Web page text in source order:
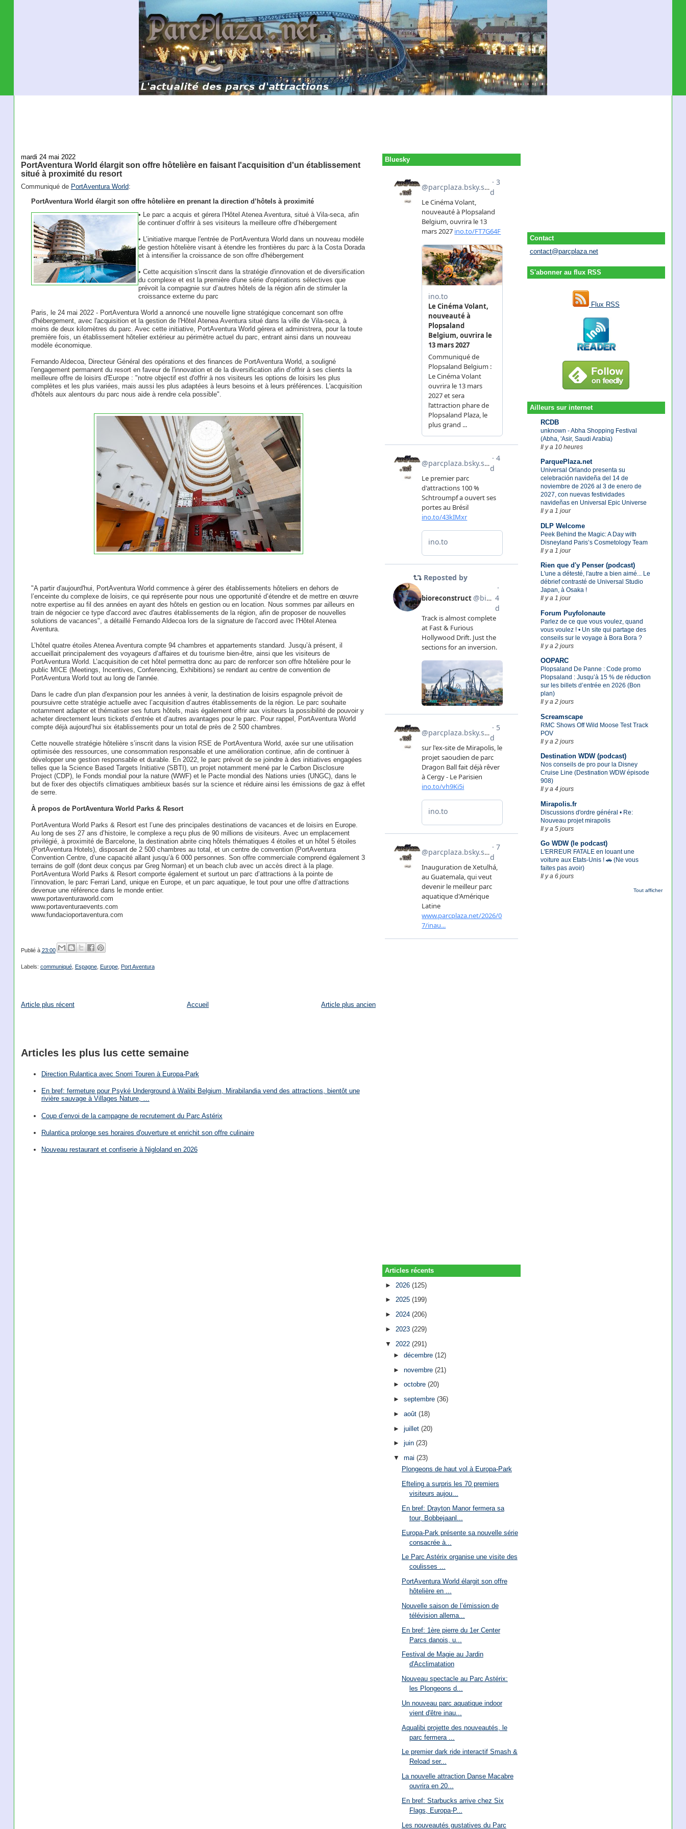
Contact
contact@parcplaza.net
S'abonner au flux RSS
Flux RSS
Ailleurs sur internet
RCDB
unknown - Abha Shopping Festival
(Abha, 'Asir, Saudi Arabia)
Il y a 10 heures
ParquePlaza.net
Universal Orlando presenta su
celebración navideña del 14 de
noviembre de 2026 al 3 de enero de
2027, con nuevas festividades
navideñas en Universal Epic Universe
Il y a 1 jour
DLP Welcome
Peek Behind the Magic: A Day with
Disneyland Paris’s Cosmetology Team
Il y a 1 jour
Rien que d'y Penser (podcast)
L'une a détesté, l'autre a bien aimé... Le
débrief contrasté de Universal Studio
Japan, à Osaka !
Il y a 1 jour
Forum Puyfolonaute
Parlez de ce que vous voulez, quand
vous voulez ! • Un site qui partage des
conseils sur le voyage à Bora Bora ?
Il y a 2 jours
OOPARC
Plopsaland De Panne : Code promo
Plopsaland : Jusqu’à 15 % de réduction
sur les billets d’entrée en 2026 (Bon
plan)
Il y a 2 jours
Screamscape
RMC Shows Off Wild Moose Test Track
POV
Il y a 2 jours
Destination WDW (podcast)
Nos conseils de pro pour la Disney
Cruise Line (Destination WDW épisode
908)
Il y a 4 jours
Mirapolis.fr
Discussions d'ordre général • Re:
Nouveau projet mirapolis
Il y a 5 jours
Go WDW (le podcast)
L'ERREUR FATALE en louant une
voiture aux Etats-Unis ! 🚗 (Ne vous
faites pas avoir)
Il y a 6 jours
Tout afficher
mardi 24 mai 2022
PortAventura World élargit son offre hôtelière en faisant l'acquisition d'un établissement
situé à proximité du resort
Communiqué de PortAventura World:
PortAventura World élargit son offre hôtelière en prenant la direction d’hôtels à proximité
• Le parc a acquis et gérera l'Hôtel Atenea Aventura, situé à Vila-seca, afin
de continuer d’offrir à ses visiteurs la meilleure offre d’hébergement
• L’initiative marque l'entrée de PortAventura World dans un nouveau modèle
de gestion hôtelière visant à étendre les frontières du parc à la Costa Dorada
et à intensifier la croissance de son offre d'hébergement
• Cette acquisition s'inscrit dans la stratégie d'innovation et de diversification
du complexe et est la première d'une série d'opérations sélectives que
prévoit la compagnie sur d’autres hôtels de la région afin de stimuler la
croissance externe du parc
Paris, le 24 mai 2022 - PortAventura World a annoncé une nouvelle ligne stratégique concernant son offre
d'hébergement, avec l'acquisition et la gestion de l'Hôtel Atenea Aventura situé dans la ville de Vila-seca, à
moins de deux kilomètres du parc. Avec cette initiative, PortAventura World gérera et administrera, pour la toute
première fois, un établissement hôtelier extérieur au périmètre actuel du parc, entrant ainsi dans un nouveau
modèle économique.
Fernando Aldecoa, Directeur Général des opérations et des finances de PortAventura World, a souligné
l'engagement permanent du resort en faveur de l'innovation et de la diversification afin d’offrir à ses clients la
meilleure offre de loisirs d'Europe : "notre objectif est d'offrir à nos visiteurs les options de loisirs les plus
complètes et les plus variées, mais aussi les plus adaptées à leurs besoins et à leurs préférences. L'acquisition
d'hôtels aux alentours du parc nous aide à rendre cela possible".
"A partir d'aujourd'hui, PortAventura World commence à gérer des établissements hôteliers en dehors de
l’enceinte du complexe de loisirs, ce qui représente pour nous une opportunité d’étendre et de mettre en œuvre
notre expertise au fil des années en ayant des hôtels en gestion ou en location. Nous sommes par ailleurs en
train de négocier ce type d'accord avec d'autres établissements de la région, afin de proposer de nouvelles
solutions de vacances", a détaillé Fernando Aldecoa lors de la signature de l'accord avec l'Hôtel Atenea
Aventura.
L’hôtel quatre étoiles Atenea Aventura compte 94 chambres et appartements standard. Jusqu’à présent, il
accueillait principalement des voyageurs d’affaires et du tourisme bien-être, ainsi que les visiteurs de
PortAventura World. L’acquisition de cet hôtel permettra donc au parc de renforcer son offre hôtelière pour le
public MICE (Meetings, Incentives, Conferencing, Exhibitions) se rendant au centre de convention de
PortAventura World tout au long de l'année.
Dans le cadre d'un plan d'expansion pour les années à venir, la destination de loisirs espagnole prévoit de
poursuivre cette stratégie actuelle avec l’acquisition d’autres établissements de la région. Le parc souhaite
notamment adapter et thématiser ses futurs hôtels, mais également offrir aux visiteurs la possibilité de pouvoir y
acheter directement leurs tickets d’entrée et d’autres avantages pour le parc. Pour rappel, PortAventura World
compte déjà aujourd’hui six établissements pour un total de près de 2 500 chambres.
Cette nouvelle stratégie hôtelière s’inscrit dans la vision RSE de PortAventura World, axée sur une utilisation
optimisée des ressources, une consommation responsable et une amélioration continue, afin de continuer à
développer une gestion responsable et durable. En 2022, le parc prévoit de se joindre à des initiatives engagées
telles que la Science Based Targets Initiative (SBTI), un projet notamment mené par le Carbon Disclosure
Project (CDP), le Fonds mondial pour la nature (WWF) et le Pacte mondial des Nations unies (UNGC), dans le
but de fixer des objectifs climatiques ambitieux basés sur la science et réduire ainsi les émissions de gaz à effet
de serre.
À propos de PortAventura World Parks & Resort
PortAventura World Parks & Resort est l’une des principales destinations de vacances et de loisirs en Europe.
Au long de ses 27 ans d’histoire, le complexe a reçu plus de 90 millions de visiteurs. Avec un emplacement
privilégié, à proximité de Barcelone, la destination abrite cinq hôtels thématiques 4 étoiles et un hôtel 5 étoiles
(PortAventura Hotels), disposant de 2 500 chambres au total, et un centre de convention (PortAventura
Convention Centre, d’une capacité allant jusqu’à 6 000 personnes. Son offre commerciale comprend également 3
terrains de golf (dont deux conçus par Greg Norman) et un beach club avec un accès direct à la plage.
PortAventura World Parks & Resort comporte également et surtout un parc d’attractions à la pointe de
l’innovation, le parc Ferrari Land, unique en Europe, et un parc aquatique, le tout pour une offre d’attractions
devenue une référence dans le monde entier.
www.portaventuraworld.com
www.portaventuraevents.com
www.fundacioportaventura.com
Publié à 23:00
Labels: communiqué, Espagne, Europe, Port Aventura
Article plus récent Article plus ancien
Accueil
Articles les plus lus cette semaine
Direction Rulantica avec Snorri Touren à Europa-Park
En bref: fermeture pour Psyké Underground à Walibi Belgium, Mirabilandia vend des attractions, bientôt une
rivière sauvage à Villages Nature, …
Coup d’envoi de la campagne de recrutement du Parc Astérix
Rulantica prolonge ses horaires d'ouverture et enrichit son offre culinaire
Nouveau restaurant et confiserie à Nigloland en 2026
Bluesky
Articles récents
► 2026(125)
►2025(199)
►2024(206)
► 2023(229)
▼ 2022(291)
► décembre (12)
► novembre (21)
► octobre (20)
► septembre (36)
► août (18)
► juillet (20)
► juin (23)
▼ mai (23)
Plongeons de haut vol à Europa-Park
Efteling a surpris les 70 premiers
visiteurs aujou...
En bref: Drayton Manor fermera sa
tour, Bobbejaanl...
Europa-Park présente sa nouvelle série
consacrée à...
Le Parc Astérix organise une visite des
coulisses ...
PortAventura World élargit son offre
hôtelière en ...
Nouvelle saison de l’émission de
télévision allema...
En bref: 1ère pierre du 1er Center
Parcs danois, u...
Festival de Magie au Jardin
d'Acclimatation
Nouveau spectacle au Parc Astérix:
les Plongeons d...
Un nouveau parc aquatique indoor
vient d'être inau...
Aqualibi projette des nouveautés, le
parc fermera ...
Le premier dark ride interactif Smash &
Reload ser...
La nouvelle attraction Danse Macabre
ouvrira en 20...
En bref: Starbucks arrive chez Six
Flags, Europa-P...
Les nouveautés gustatives du Parc